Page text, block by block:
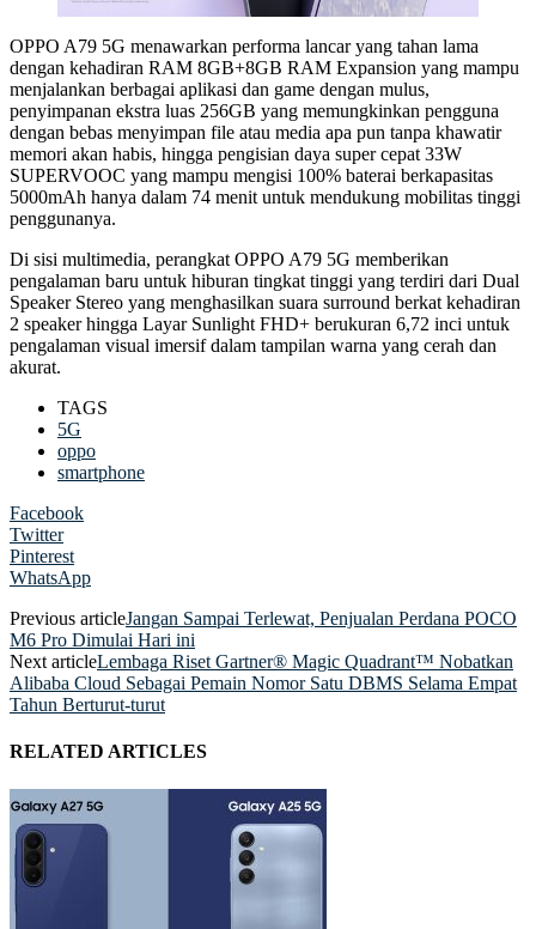
OPPO A79 5G menawarkan performa lancar yang tahan lama
dengan kehadiran RAM 8GB+8GB RAM Expansion yang mampu
menjalankan berbagai aplikasi dan game dengan mulus,
penyimpanan ekstra luas 256GB yang memungkinkan pengguna
dengan bebas menyimpan file atau media apa pun tanpa khawatir
memori akan habis, hingga pengisian daya super cepat 33W
SUPERVOOC yang mampu mengisi 100% baterai berkapasitas
5000mAh hanya dalam 74 menit untuk mendukung mobilitas tinggi
penggunanya.
Di sisi multimedia, perangkat OPPO A79 5G memberikan
pengalaman baru untuk hiburan tingkat tinggi yang terdiri dari Dual
Speaker Stereo yang menghasilkan suara surround berkat kehadiran
2 speaker hingga Layar Sunlight FHD+ berukuran 6,72 inci untuk
pengalaman visual imersif dalam tampilan warna yang cerah dan
akurat.
TAGS
5G
oppo
smartphone
Facebook
Twitter
Pinterest
WhatsApp
Previous articleJangan Sampai Terlewat, Penjualan Perdana POCO
M6 Pro Dimulai Hari ini
Next articleLembaga Riset Gartner® Magic Quadrant™ Nobatkan
Alibaba Cloud Sebagai Pemain Nomor Satu DBMS Selama Empat
Tahun Berturut-turut
RELATED ARTICLES